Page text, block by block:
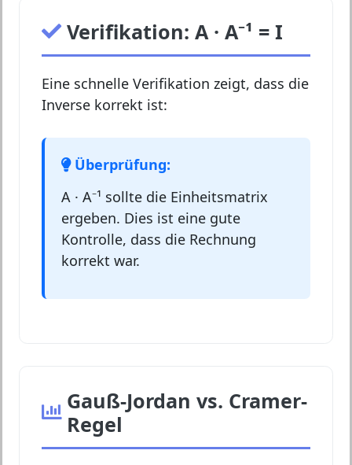
Verifikation: A · A⁻¹ = I
Eine schnelle Verifikation zeigt, dass die
Inverse korrekt ist:
Überprüfung:
A · A⁻¹ sollte die Einheitsmatrix
ergeben. Dies ist eine gute
Kontrolle, dass die Rechnung
korrekt war.
Gauß-Jordan vs. Cramer-
Regel